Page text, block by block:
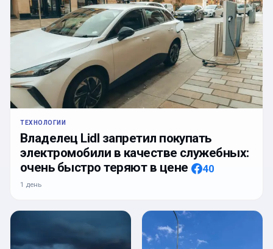
ТЕХНОЛОГИИ
Владелец Lidl запретил покупать
электромобили в качестве служебных:
очень быстро теряют в цене
40
1 день